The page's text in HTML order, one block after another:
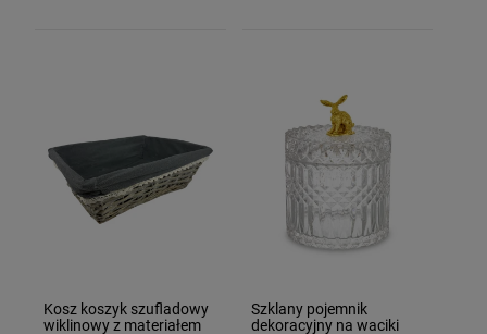
Kosz koszyk szufladowy
wiklinowy z materiałem
Szklany pojemnik
dekoracyjny na waciki